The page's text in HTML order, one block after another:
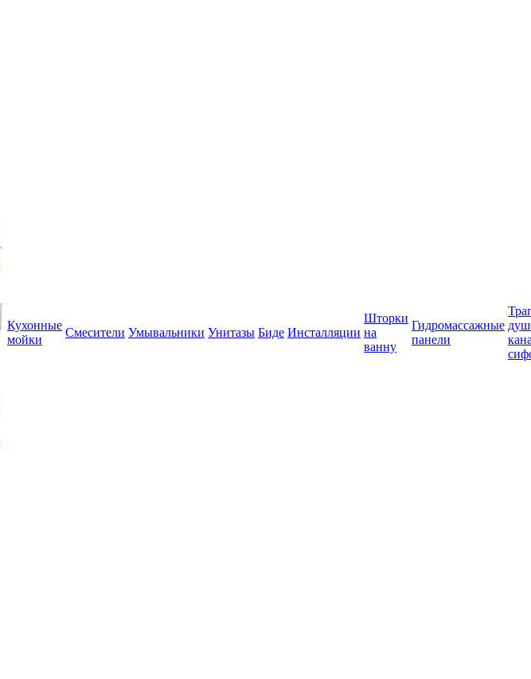
Кухонные
мойки
Смесители Умывальники Унитазы Биде Инсталляции
Шторки
на
ванну
Гидромассажные
панели